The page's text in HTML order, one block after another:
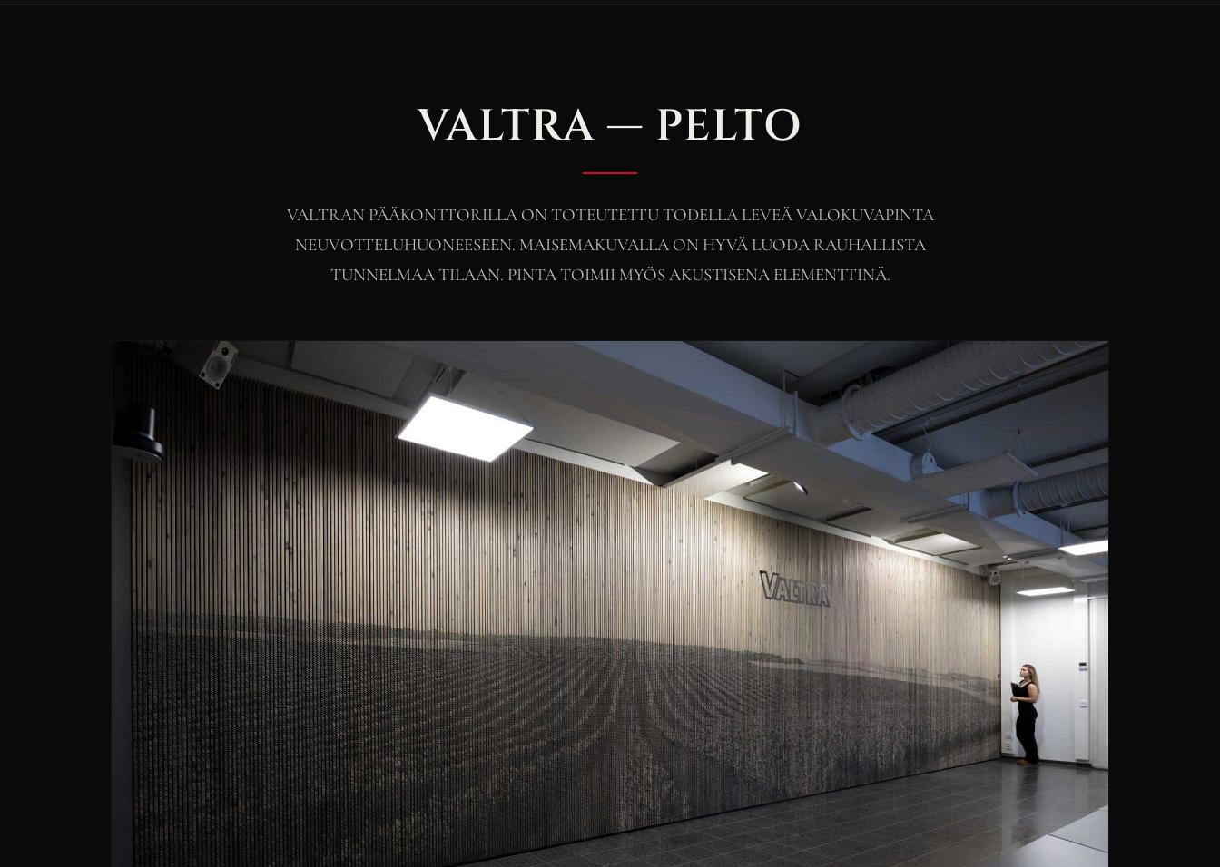
VALTRA — PELTO
VALTRAN PÄÄKONTTORILLA ON TOTEUTETTU TODELLA LEVEÄ VALOKUVAPINTA
NEUVOTTELUHUONEESEEN. MAISEMAKUVALLA ON HYVÄ LUODA RAUHALLISTA
TUNNELMAA TILAAN. PINTA TOIMII MYÖS AKUSTISENA ELEMENTTINÄ.